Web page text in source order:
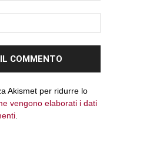
Akismet per ridurre lo
vengono elaborati i dati